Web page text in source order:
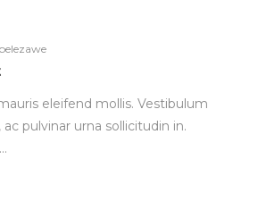
belezawe
eleifend mollis. Vestibulum
pulvinar urna sollicitudin in.